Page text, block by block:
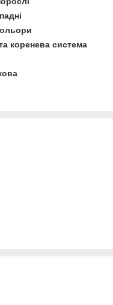
коренева система